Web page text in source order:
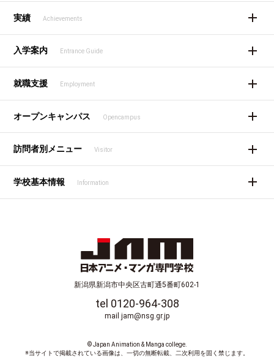
実績 Achievements
入学案内 Entrance Guide
就職支援 Employment
オープンキャンパス Opencampus
訪問者別メニュー Visitor
学校基本情報 Information
新潟県新潟市中央区古町通5番町602-1
tel 0120-964-308
mail jam@nsg.gr.jp
© Japan Animation & Manga college.
※当サイトで掲載されている画像は、一切の無断転載、二次利用を固く禁じます。